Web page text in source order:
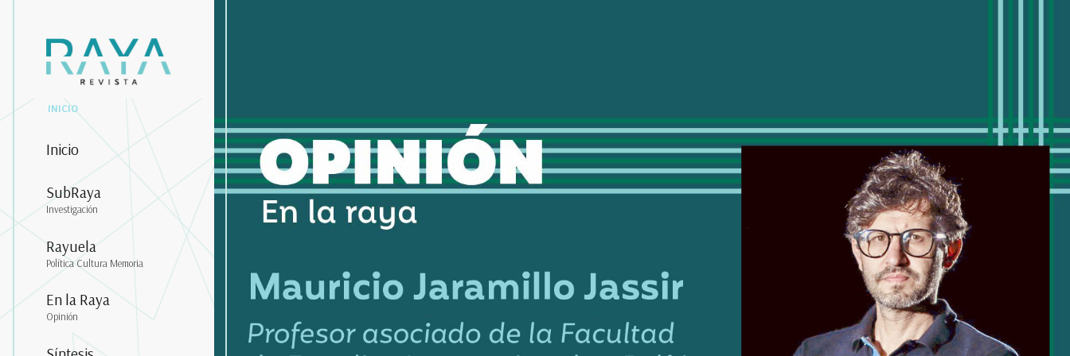
INICIO
Inicio
SubRaya
Investigación
Rayuela
Política Cultura Memoria
En la Raya
Opinión